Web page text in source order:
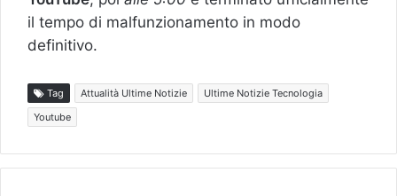
il tempo di malfunzionamento in modo
definitivo.
Tag Attualità Ultime Notizie
Ultime Notizie Tecnologia
Youtube